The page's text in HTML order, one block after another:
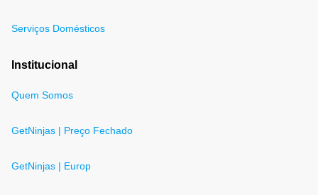
Serviços Domésticos
Institucional
Quem Somos
GetNinjas | Preço Fechado
GetNinjas | Europ